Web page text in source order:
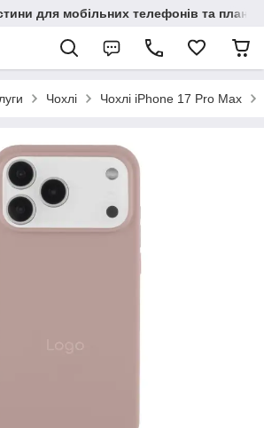
для мобільних телефонів та
Чохлі Чохлі iPhone 17 Pro Max